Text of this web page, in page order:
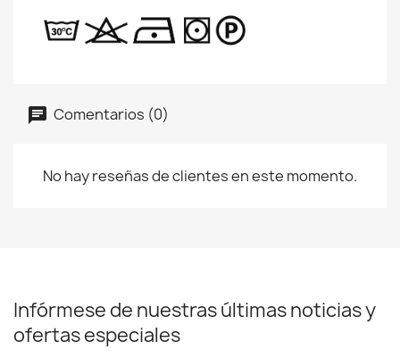
Comentarios (0)
No hay reseñas de clientes en este momento.
Infórmese de nuestras últimas noticias y
ofertas especiales